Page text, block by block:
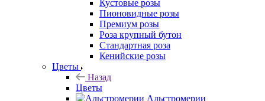
Кустовые розы
Пионовидные розы
Премиум розы
Роза крупный бутон
Стандартная роза
Кенийские розы
Цветы
Назад
Цветы
Альстромерии